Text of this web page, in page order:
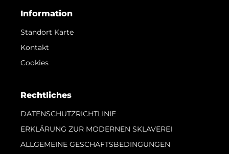
Information
Standort Karte
Kontakt
Cookies
Rechtliches
DATENSCHUTZRICHTLINIE
ERKLÄRUNG ZUR MODERNEN SKLAVEREI
ALLGEMEINE GESCHÄFTSBEDINGUNGEN